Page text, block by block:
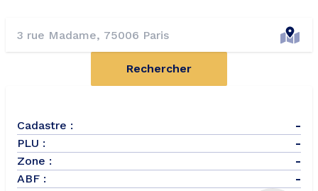
Rechercher
Cadastre :
-
PLU :
-
Zone :
-
ABF :
-